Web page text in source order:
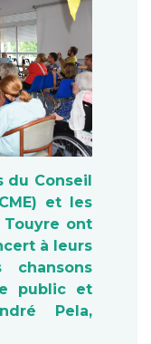
du Conseil
et les
Touyre ont
à leurs
public et
Pela,